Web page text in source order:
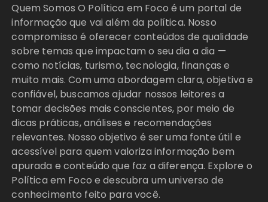
Quem Somos O Política em Foco é um portal de
informação que vai além da política. Nosso
compromisso é oferecer conteúdos de qualidade
sobre temas que impactam o seu dia a dia —
como notícias, turismo, tecnologia, finanças e
muito mais. Com uma abordagem clara, objetiva e
confiável, buscamos ajudar nossos leitores a
tomar decisões mais conscientes, por meio de
dicas práticas, análises e recomendações
relevantes. Nosso objetivo é ser uma fonte útil e
acessível para quem valoriza informação bem
apurada e conteúdo que faz a diferença. Explore o
Política em Foco e descubra um universo de
conhecimento feito para você.